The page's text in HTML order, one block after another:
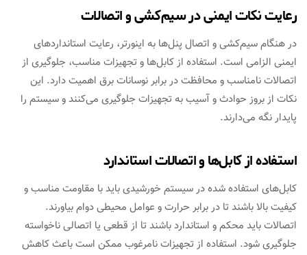
رعایت نکات ایمنی در سیم‌کشی و اتصالات
در هنگام سیم‌کشی و اتصال پنل‌ها به اینورتر، رعایت استانداردهای
ایمنی الزامی است. استفاده از کابل‌ها و تجهیزات مناسب، جلوگیری از
اتصالات نامناسب و محافظت در برابر نوسانات برق اهمیت دارد. این
نکات از بروز حوادث و آسیب به تجهیزات جلوگیری می‌کنند و سیستم را
پایدار نگه می‌دارند.
استفاده از کابل‌ها و اتصالات استاندارد
کابل‌های استفاده شده در سیستم خورشیدی باید با مقاومت مناسب و
کیفیت بالا باشند تا در برابر حرارت و عوامل محیطی دوام بیاورند.
اتصالات باید محکم و استاندارد باشند تا از قطعی یا اتصالی ناخواسته
جلوگیری شود. استفاده از تجهیزات نامرغوب ممکن است باعث کاهش